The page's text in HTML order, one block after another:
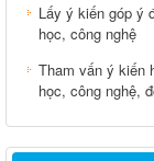
Lấy ý kiến góp ý
học, công nghệ
Tham vấn ý kiến
học, công nghệ,